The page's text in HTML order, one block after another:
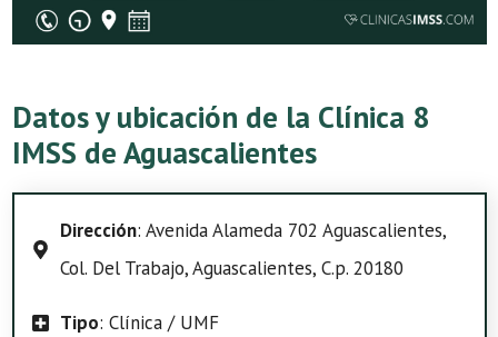
Datos y ubicación de la Clínica 8
IMSS de Aguascalientes
Dirección: Avenida Alameda 702 Aguascalientes,
Col. Del Trabajo, Aguascalientes, C.p. 20180
Tipo: Clínica / UMF